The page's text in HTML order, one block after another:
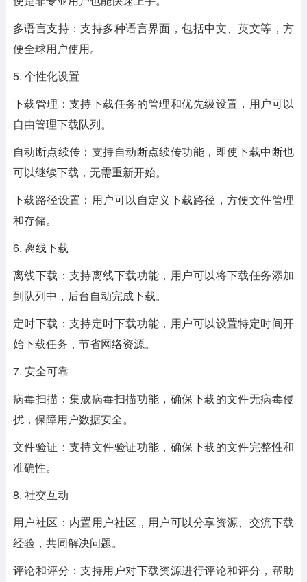
多语言支持：支持多种语言界面，包括中文、英文等，方
便全球用户使用。
5. 个性化设置
下载管理：支持下载任务的管理和优先级设置，用户可以
自由管理下载队列。
自动断点续传：支持自动断点续传功能，即使下载中断也
可以继续下载，无需重新开始。
下载路径设置：用户可以自定义下载路径，方便文件管理
和存储。
6. 离线下载
离线下载：支持离线下载功能，用户可以将下载任务添加
到队列中，后台自动完成下载。
定时下载：支持定时下载功能，用户可以设置特定时间开
始下载任务，节省网络资源。
7. 安全可靠
病毒扫描：集成病毒扫描功能，确保下载的文件无病毒侵
扰，保障用户数据安全。
文件验证：支持文件验证功能，确保下载的文件完整性和
准确性。
8. 社交互动
用户社区：内置用户社区，用户可以分享资源、交流下载
经验，共同解决问题。
评论和评分：支持用户对下载资源进行评论和评分，帮助